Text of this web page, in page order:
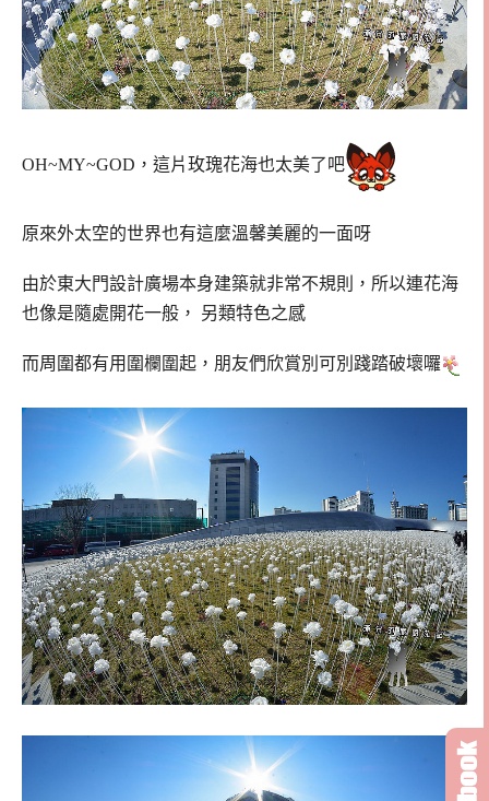
OH~MY~GOD，這片玫瑰花海也太美了吧
原來外太空的世界也有這麼溫馨美麗的一面呀
由於東大門設計廣場本身建築就非常不規則，所以連花海
也像是隨處開花一般， 另類特色之感
而周圍都有用圍欄圍起，朋友們欣賞別可別踐踏破壞囉